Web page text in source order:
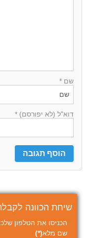
שם *
דוא"ל (לא יפורסם) *
שיחת הכוונה
הכניסו את הטלפון
שם מלא(*)